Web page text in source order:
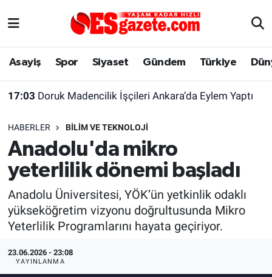
Asayiş Spor Siyaset Gündem Türkiye
17:03 Doruk Madencilik İşçileri Ankara’da Eylem Yaptı
HABERLER BILIM VE TEKNOLOJI
Anadolu'da mikro
yeterlilik dönemi başladı
Anadolu Üniversitesi, YÖK’ün yetkinlik odaklı
yükseköğretim vizyonu doğrultusunda Mikro
Yeterlilik Programlarını hayata geçiriyor.
23.06.2026 - 23:08
YAYINLANMA
Asayiş
Gündem
Türkiye
Dünya
Sağlık
Alış-Veriş/İş dünyası
Yaşam
Eskişehirspor Arşivi
Eskişehir Arşivi
Röportaj
Ekonomi
Kültür Sanat
Eskişehir Nöbetçi Eczaneler
Süper Lig Puan Durumu ve Fikstür
Tüm Manşetler
Son Dakika Haberleri
Haber Arşivi